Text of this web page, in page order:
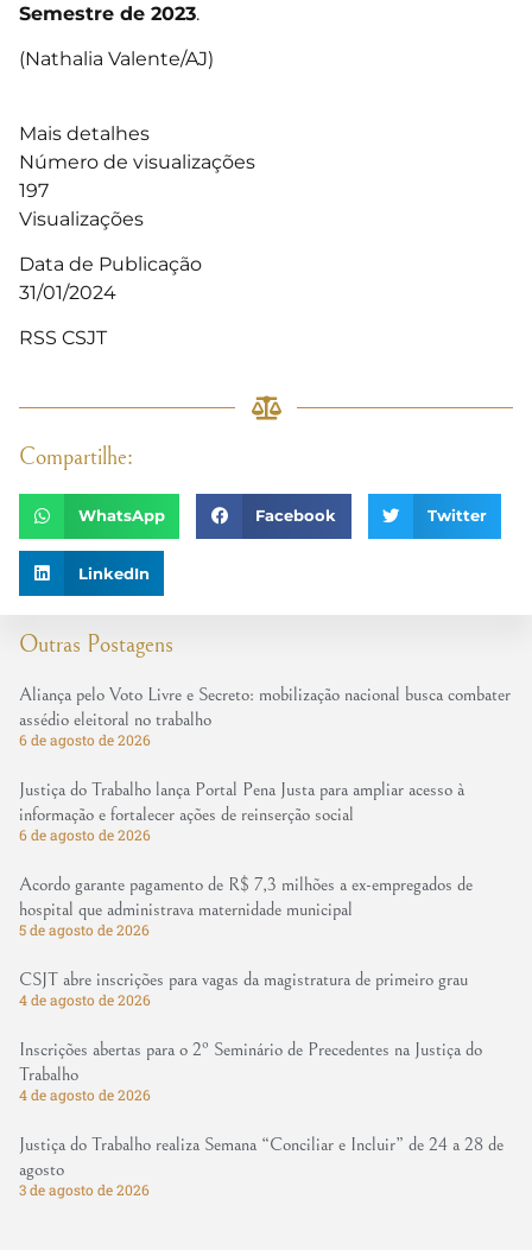
Outras Postagens
Aliança pelo Voto Livre e Secreto: mobilização nacional busca combater
assédio eleitoral no trabalho
6 de agosto de 2026
Justiça do Trabalho lança Portal Pena Justa para ampliar acesso à
informação e fortalecer ações de reinserção social
6 de agosto de 2026
Acordo garante pagamento de R$ 7,3 milhões a ex-empregados de
hospital que administrava maternidade municipal
5 de agosto de 2026
CSJT abre inscrições para vagas da magistratura de primeiro grau
4 de agosto de 2026
Inscrições abertas para o 2º Seminário de Precedentes na Justiça do
Trabalho
4 de agosto de 2026
Justiça do Trabalho realiza Semana “Conciliar e Incluir” de 24 a 28 de
agosto
3 de agosto de 2026
Semestre de 2023.
(Nathalia Valente/AJ)
Mais detalhes
Número de visualizações
197
Visualizações
Data de Publicação
31/01/2024
RSS CSJT
Compartilhe:
WhatsApp Facebook Twitter
LinkedIn